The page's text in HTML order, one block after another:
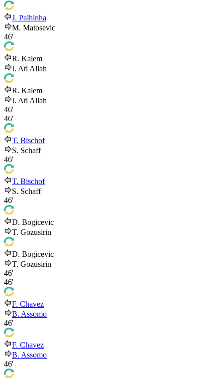
J. Palhinha
M. Matosevic
46'
R. Kalem
I. Ati Allah
R. Kalem
I. Ati Allah
46'
46'
T. Bischof
S. Schaff
46'
T. Bischof
S. Schaff
46'
D. Bogicevic
T. Gozusirin
D. Bogicevic
T. Gozusirin
46'
46'
F. Chavez
B. Assomo
46'
F. Chavez
B. Assomo
46'